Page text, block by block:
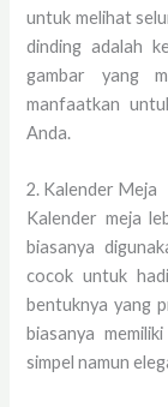
untuk melihat
dinding adalah
gambar yang
manfaatkan
Anda.
2. Kalender Meja
Kalender meja
biasanya
cocok untuk
bentuknya yang
biasanya
simpel namun